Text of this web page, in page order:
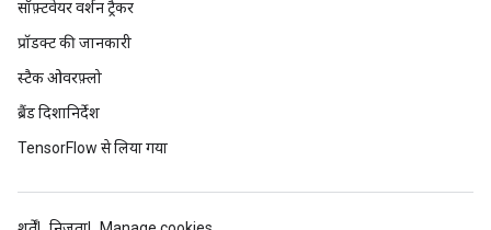
सॉफ़्टवेयर वर्शन ट्रैकर
प्रॉडक्ट की जानकारी
स्टैक ओवरफ़्लो
ब्रैंड दिशानिर्देश
TensorFlow से लिया गया